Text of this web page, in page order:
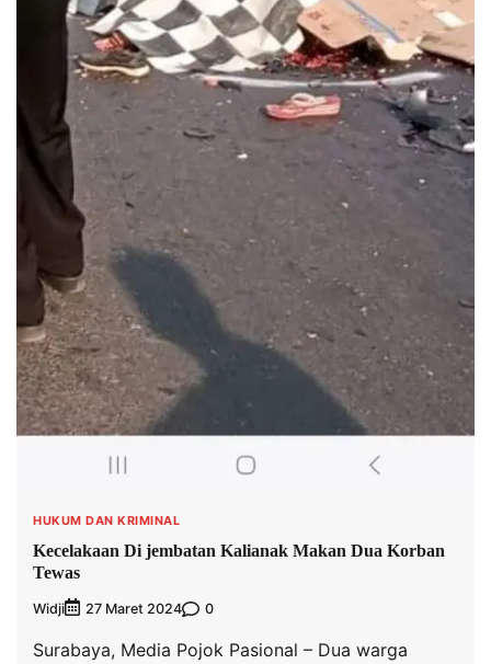
HUKUM DAN KRIMINAL
Kecelakaan Di jembatan Kalianak Makan Dua Korban
Tewas
Widji 27 Maret 2024 0
Surabaya, Media Pojok Pasional – Dua warga